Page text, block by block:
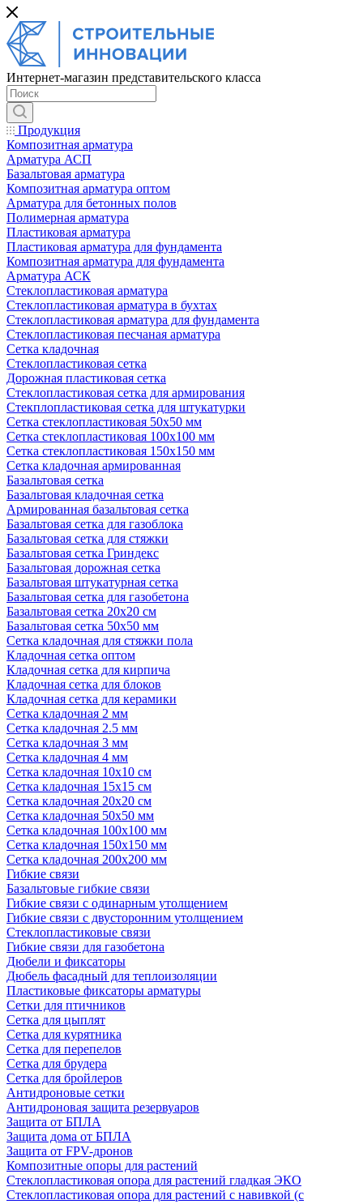
Интернет-магазин представительского класса
Продукция
Композитная арматура
Арматура АСП
Базальтовая арматура
Композитная арматура оптом
Арматура для бетонных полов
Полимерная арматура
Пластиковая арматура
Пластиковая арматура для фундамента
Композитная арматура для фундамента
Арматура АСК
Cтеклопластиковая арматура
Стеклопластиковая арматура в бухтах
Стеклопластиковая арматура для фундамента
Стеклопластиковая песчаная арматура
Сетка кладочная
Стеклопластиковая сетка
Дорожная пластиковая сетка
Стеклопластиковая сетка для армирования
Стекплопластиковая сетка для штукатурки
Сетка стеклопластиковая 50x50 мм
Сетка стеклопластиковая 100x100 мм
Сетка стеклопластиковая 150x150 мм
Сетка кладочная армированная
Базальтовая сетка
Базальтовая кладочная сетка
Армированная базальтовая сетка
Базальтовая сетка для газоблока
Базальтовая сетка для стяжки
Базальтовая сетка Гриндекс
Базальтовая дорожная сетка
Базальтовая штукатурная сетка
Базальтовая сетка для газобетона
Базальтовая сетка 20x20 см
Базальтовая сетка 50x50 мм
Сетка кладочная для стяжки пола
Кладочная сетка оптом
Кладочная сетка для кирпича
Кладочная сетка для блоков
Кладочная сетка для керамики
Сетка кладочная 2 мм
Сетка кладочная 2.5 мм
Сетка кладочная 3 мм
Сетка кладочная 4 мм
Сетка кладочная 10x10 см
Сетка кладочная 15x15 см
Сетка кладочная 20x20 см
Сетка кладочная 50x50 мм
Сетка кладочная 100x100 мм
Сетка кладочная 150x150 мм
Сетка кладочная 200x200 мм
Гибкие связи
Базальтовые гибкие связи
Гибкие связи с одинарным утолщением
Гибкие связи с двусторонним утолщением
Стеклопластиковые связи
Гибкие связи для газобетона
Дюбели и фиксаторы
Дюбель фасадный для теплоизоляции
Пластиковые фиксаторы арматуры
Сетки для птичников
Сетка для цыплят
Сетка для курятника
Сетка для перепелов
Сетка для брудера
Сетка для бройлеров
Антидроновые сетки
Антидроновая защита резервуаров
Защита от БПЛА
Защита дома от БПЛА
Защита от FPV-дронов
Композитные опоры для растений
Стеклопластиковая опора для растений гладкая ЭКО
Стеклопластиковая опора для растений с навивкой (с